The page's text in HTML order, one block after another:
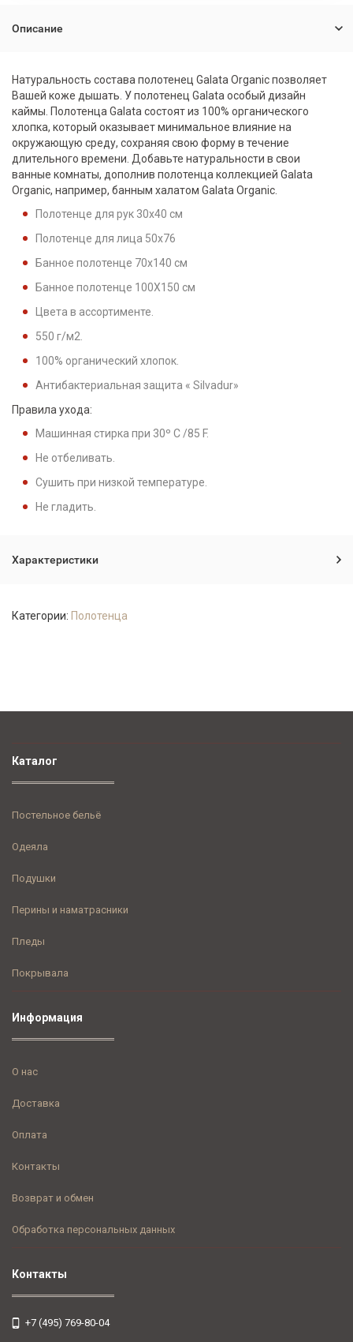
Описание
Натуральность состава полотенец Galata Organic позволяет
Вашей коже дышать. У полотенец Galata особый дизайн
каймы. Полотенца Galata состоят из 100% органического
хлопка, который оказывает минимальное влияние на
окружающую среду, сохраняя свою форму в течение
длительного времени. Добавьте натуральности в свои
ванные комнаты, дополнив полотенца коллекцией Galata
Organic, например, банным халатом Galata Organic.
Полотенце для рук 30x40 см
Полотенце для лица 50х76
Банное полотенце 70x140 см
Банное полотенце 100X150 см
Цвета в ассортименте.
550 г/м2.
100% органический хлопок.
Антибактериальная защита « Silvadur»
Правила ухода:
Машинная стирка при 30º C /85 F.
Не отбеливать.
Сушить при низкой температуре.
Не гладить.
Характеристики
Категории: Полотенца
Контакты
+7 (495) 769-80-04
Каталог
Постельное бельё
Одеяла
Подушки
Перины и наматрасники
Пледы
Покрывала
Информация
О нас
Доставка
Оплата
Контакты
Возврат и обмен
Обработка персональных данных